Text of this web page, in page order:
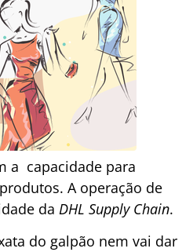
a capacidade para
A operação de
da DHL Supply Chain.
do galpão nem vai dar